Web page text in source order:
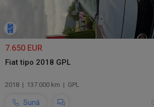
7.650 EUR
Fiat tipo 2018 GPL
2018 | 137.000 km | GPL
Sună